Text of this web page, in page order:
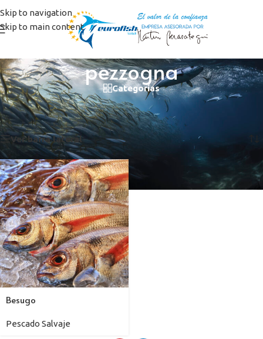
Skip to navigation
Skip to main content
pezzogna
Categorías
Inicio/Productos etiquetados “pezzogna”
Mostrando el único resultado
Ver barra lateral
Besugo
Pescado Salvaje